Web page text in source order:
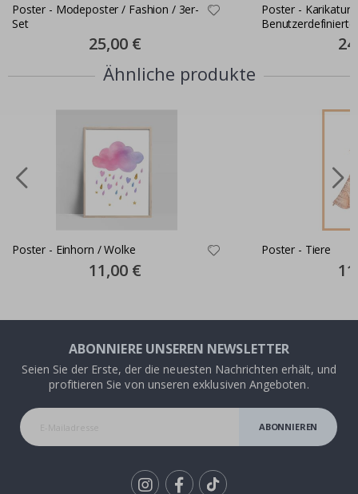
Poster - Modeposter / Fashion / 3er-
Set
Special
Price
25,00 €
Poster - Karikatur /
Ähnliche produkte
Poster - Einhorn / Wolke
Special
Price
11,00 €
Poster - Tiere
ABONNIERE UNSEREN NEWSLETTER
Seien Sie der Erste, der die neuesten Nachrichten erhält, und
profitieren Sie von unseren exklusiven Angeboten.
ABONNIEREN